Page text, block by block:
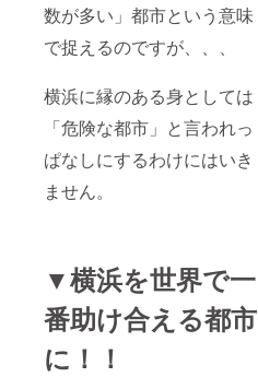
数が多い」都市という意味
で捉えるのですが、、、
横浜に縁のある身としては
「危険な都市」と言われっ
ぱなしにするわけにはいき
ません。
▼横浜を世界で一
番助け合える都市
に！！